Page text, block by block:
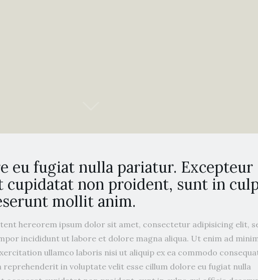
eu fugiat nulla pariatur. Excepteur
cupidatat non proident, sunt in
mollit anim.
hereorem ipsum dolor sit amet, consectetur adipisicing elit,
incididunt ut labore et dolore magna aliqua. Ut enim ad
ullamco laboris nisi ut aliquip ex ea commodo
reprehenderit in voluptate velit esse cillum dolore eu fugiat nulla